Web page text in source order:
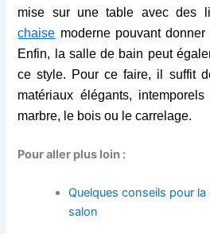
mise sur une table avec des
chaise moderne pouvant
Enfin, la salle de bain peut
ce style. Pour ce faire, il suffit
matériaux élégants,
marbre, le bois ou le carrelage.
Pour aller plus loin :
Quelques conseils pour
salon